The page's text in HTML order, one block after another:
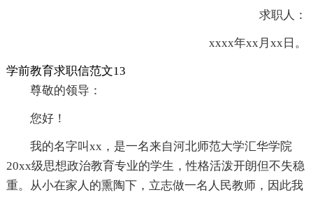
求职人：
xxxx年xx月xx日。
学前教育求职信范文13
尊敬的领导：
您好！
我的名字叫xx，是一名来自河北师范大学汇华学院
20xx级思想政治教育专业的学生，性格活泼开朗但不失稳
重。从小在家人的熏陶下，立志做一名人民教师，因此我